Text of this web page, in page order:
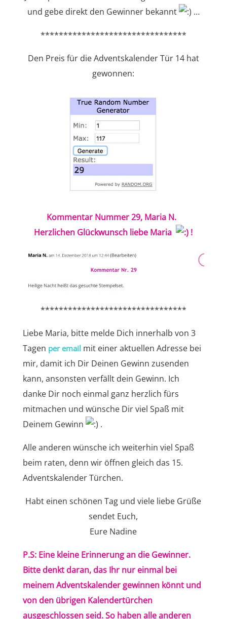
und gebe direkt den Gewinner bekannt
…
********************************
Den Preis für die Adventskalender Tür 14 hat
gewonnen:
Kommentar Nummer 29, Maria N.
Herzlichen Glückwunsch liebe Maria
!
********************************
Liebe Maria, bitte melde Dich innerhalb von 3
Tagen per email mit einer aktuellen Adresse bei
mir, damit ich Dir Deinen Gewinn zusenden
kann, ansonsten verfällt dein Gewinn. Ich
danke Dir noch einmal ganz herzlich fürs
mitmachen und wünsche Dir viel Spaß mit
Deinem Gewinn
.
Alle anderen wünsche ich weiterhin viel Spaß
beim raten, denn wir öffnen gleich das 15.
Adventskalender Türchen.
Habt einen schönen Tag und viele liebe Grüße
sendet Euch,
Eure Nadine
P.S: Eine kleine Erinnerung an die Gewinner.
Bitte denkt daran, das Ihr nur einmal bei
meinem Adventskalender gewinnen könnt und
von den übrigen Kalendertürchen
ausgeschlossen seid. So haben alle anderen